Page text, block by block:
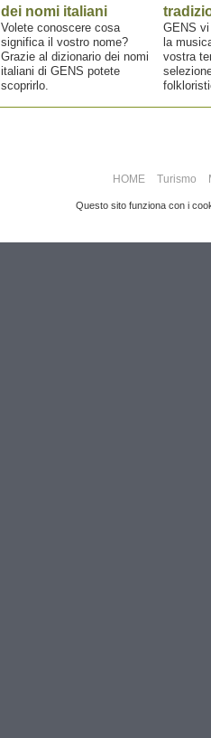
dei nomi italiani
Volete conoscere cosa
significa il vostro nome?
Grazie al dizionario dei nomi
italiani di GENS potete
scoprirlo.
GENS
la
vostra
HOME Turismo
Questo sito funziona con i